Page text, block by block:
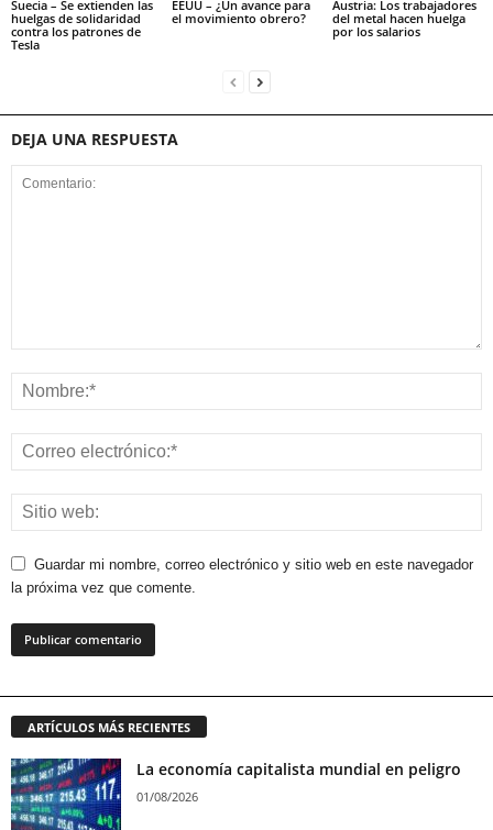
Suecia – Se extienden las
huelgas de solidaridad
contra los patrones de
Tesla
EEUU – ¿Un avance para
el movimiento obrero?
Austria: Los trabajadores
del metal hacen huelga
por los salarios
DEJA UNA RESPUESTA
Guardar mi nombre, correo electrónico y sitio web en este navegador
la próxima vez que comente.
ARTÍCULOS MÁS RECIENTES
La economía capitalista mundial en peligro
01/08/2026